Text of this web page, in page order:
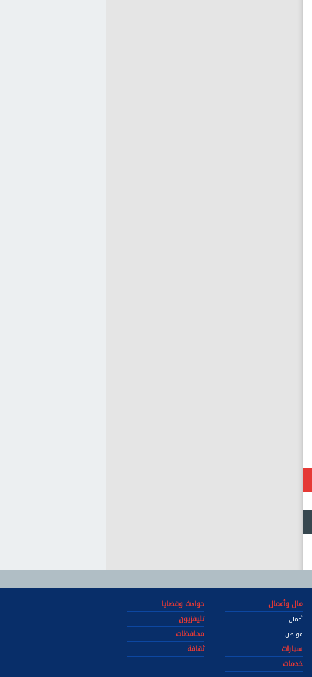
مال وأعمال
أعمال
مواطن
حوادث وقضايا
تليفزيون
محافظات
سيارات
ثقافة
خدمات